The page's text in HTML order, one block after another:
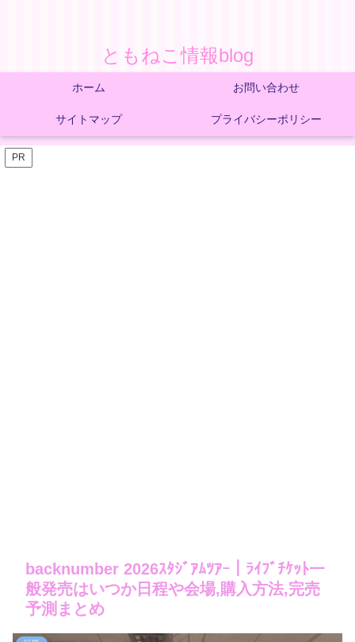
ともねこ情報blog
ホーム お問い合わせ
サイトマップ プライバシーポリシー
PR
backnumber 2026ｽﾀｼﾞｱﾑﾂｱｰ｜ﾗｲﾌﾞﾁｹｯﾄ一
般発売はいつか日程や会場,購入方法,完売
予測まとめ